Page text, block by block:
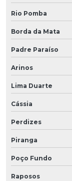
Rio Pomba
Borda da Mata
Padre Paraíso
Arinos
Lima Duarte
Cássia
Perdizes
Piranga
Poço Fundo
Raposos